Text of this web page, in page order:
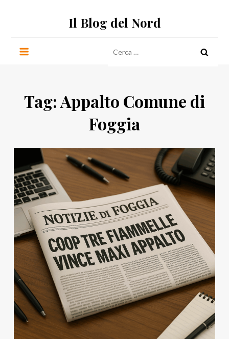
Il Blog del Nord
per:
Tag:Appalto Comune di
Foggia